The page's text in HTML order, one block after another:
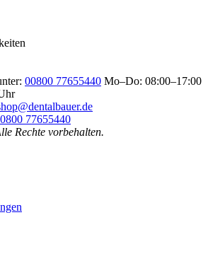
00800 77655440 Mo–Do: 08:00–17:00
77655440
Rechte vorbehalten.